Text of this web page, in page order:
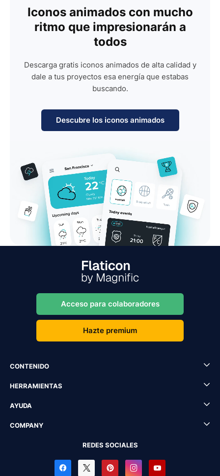
Iconos animados con mucho
ritmo que impresionarán a
todos
Descarga gratis iconos animados de alta calidad y
dale a tus proyectos esa energía que estabas
buscando.
Descubre los iconos animados
Acceso para colaboradores
Hazte premium
CONTENIDO
HERRAMIENTAS
AYUDA
COMPANY
REDES SOCIALES